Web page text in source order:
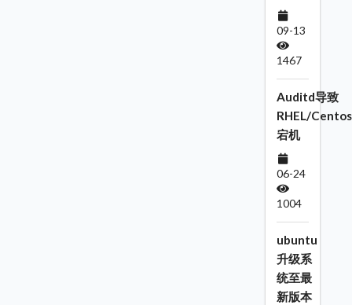
09-13
1467
Auditd导致
RHEL/Centos
宕机
06-24
1004
ubuntu
升级系
统至最
新版本